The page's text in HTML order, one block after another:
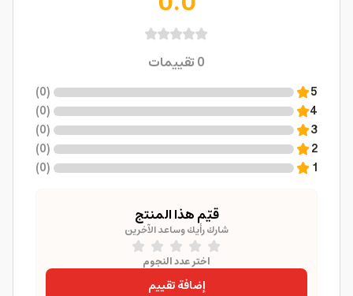
0تقييمات
5
(
0
)
4
(
0
)
3
(
0
)
2
(
0
)
1
(
0
)
قيّم هذا المنتج
شارك رأيك وساعد الآخرين
اختر عدد النجوم
إضافة تقييم